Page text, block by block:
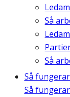
Så
Så
Så
Så